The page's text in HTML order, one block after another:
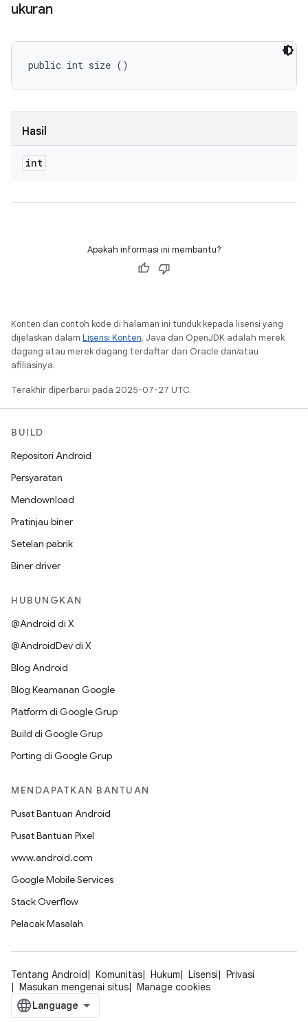
ukuran
public int size ()
Hasil
int
Apakah informasi ini membantu?
Konten dan contoh kode di halaman ini tunduk kepada lisensi yang
dijelaskan dalam Lisensi Konten. Java dan OpenJDK adalah merek
dagang atau merek dagang terdaftar dari Oracle dan/atau
afiliasinya.
Terakhir diperbarui pada 2025-07-27 UTC.
BUILD
Repositori Android
Persyaratan
Mendownload
Pratinjau biner
Setelan pabrik
Biner driver
HUBUNGKAN
@Android di X
@AndroidDev di X
Blog Android
Blog Keamanan Google
Platform di Google Grup
Build di Google Grup
Porting di Google Grup
MENDAPATKAN BANTUAN
Pusat Bantuan Android
Pusat Bantuan Pixel
www.android.com
Google Mobile Services
Stack Overflow
Pelacak Masalah
Tentang Android Komunitas Hukum Lisensi
Privasi
Masukan mengenai situs
Manage cookies